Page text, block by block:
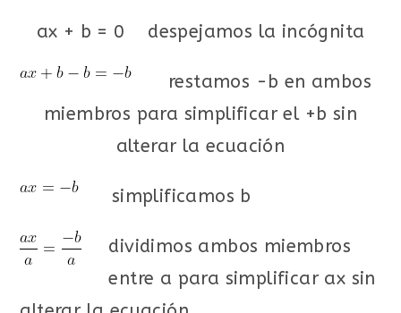
ax + b = 0 despejamos la incógnita
restamos -b en ambos
miembros para simplificar el +b sin
alterar la ecuación
simplificamos b
dividimos ambos miembros
entre a para simplificar ax sin